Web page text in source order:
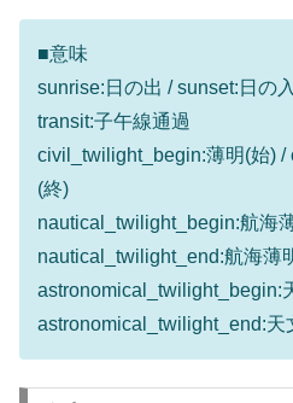
■意味
sunrise:日の出 / sunset:日の
transit:子午線通過
civil_twilight_begin:薄明(始) /
(終)
nautical_twilight_begin:航海
nautical_twilight_end:航海薄
astronomical_twilight_begin:
astronomical_twilight_end:天